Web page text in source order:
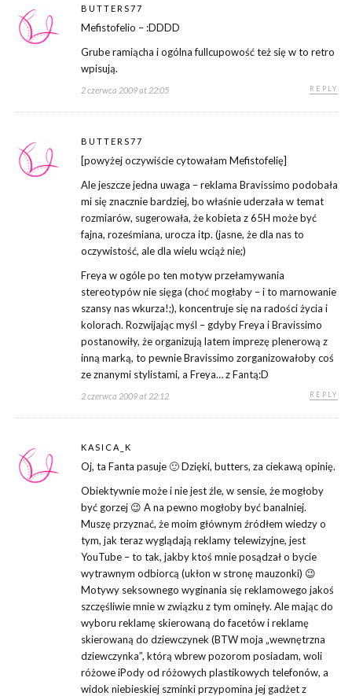
BUTTERS77
Mefistofelio – :DDDD
Grube ramiącha i ogólna fullcupowość też się w to retro
wpisują.
2 czerwca 2009 at 22:05 REPLY
BUTTERS77
[powyżej oczywiście cytowałam Mefistofelię]
Ale jeszcze jedna uwaga – reklama Bravissimo podobała
mi się znacznie bardziej, bo właśnie uderzała w temat
rozmiarów, sugerowała, że kobieta z 65H może być
fajna, roześmiana, urocza itp. (jasne, że dla nas to
oczywistość, ale dla wielu wciąż nie;)
Freya w ogóle po ten motyw przełamywania
stereotypów nie sięga (choć mogłaby – i to marnowanie
szansy nas wkurza!;), koncentruje się na radości życia i
kolorach. Rozwijając myśl – gdyby Freya i Bravissimo
postanowiły, że organizują latem imprezę plenerową z
inną marką, to pewnie Bravissimo zorganizowałoby coś
ze znanymi stylistami, a Freya… z Fantą:D
2 czerwca 2009 at 22:12 REPLY
KASICA_K
Oj, ta Fanta pasuje 🙂 Dzięki, butters, za ciekawą opinię.
Obiektywnie może i nie jest źle, w sensie, że mogłoby
być gorzej 😉 A na pewno mogłoby być banalniej.
Muszę przyznać, że moim głównym źródłem wiedzy o
tym, jak teraz wyglądają reklamy telewizyjne, jest
YouTube – to tak, jakby ktoś mnie posądzał o bycie
wytrawnym odbiorcą (ukłon w stronę mauzonki) 😉
Motywy seksownego wyginania się reklamowego jakoś
szczęśliwie mnie w związku z tym ominęły. Ale mając do
wyboru reklamę skierowaną do facetów i reklamę
skierowaną do dziewczynek (BTW moja „wewnętrzna
dziewczynka”, którą wbrew pozorom posiadam, woli
różowe iPody od różowych plastikowych telefonów, a
widok niebieskiej szminki przypomina jej gadżet z